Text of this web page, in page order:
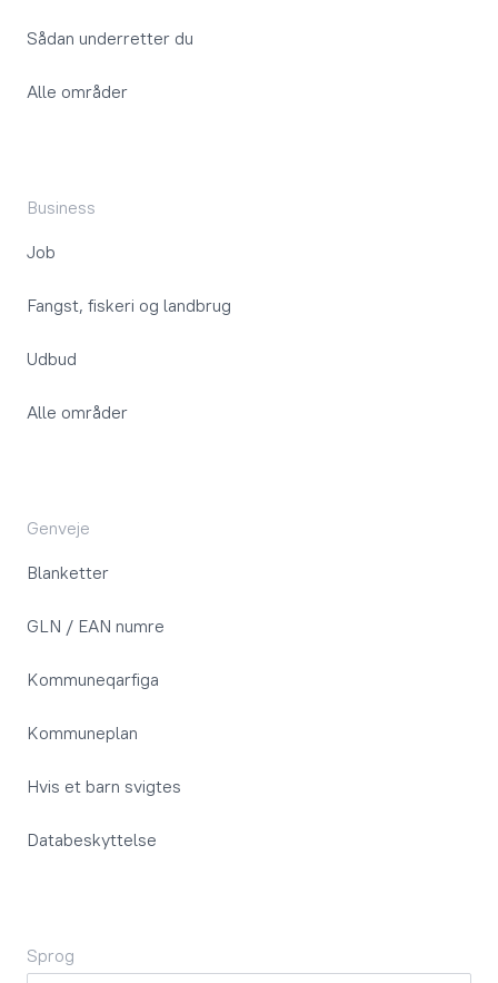
Sådan underretter du
Alle områder
Business
Job
Fangst, fiskeri og landbrug
Udbud
Alle områder
Genveje
Blanketter
GLN / EAN numre
Kommuneqarfiga
Kommuneplan
Hvis et barn svigtes
Databeskyttelse
Sprog